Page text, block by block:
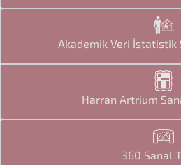
Akademik Veri İstatistik
Harran Artrium
360 Sanal